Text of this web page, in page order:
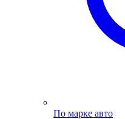
По марке авто